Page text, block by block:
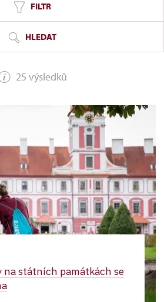
FILTR
HLEDAT
25 výsledků
na státních památkách se